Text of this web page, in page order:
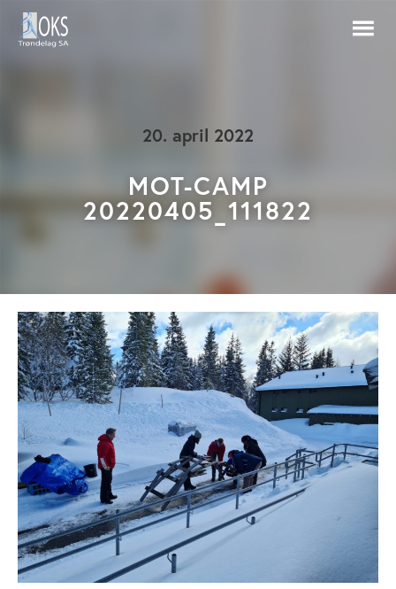
20. april 2022
MOT-CAMP
20220405_111822